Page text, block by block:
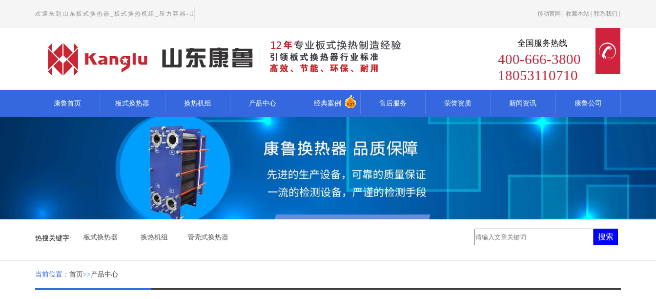
欢迎来到山东板式换热器_板式换热机组_压力容器-山 移动官网 收藏本站| 联系我们
全国服务热线
400-666-3800
18053110710
康鲁首页 板式换热器 换热机组 产品中心 经典案例 售后服务 荣誉资质 新闻资讯 康鲁公司
热搜关键字: 板式换热器 换热机组 管壳式换热器 搜索
当前位置： 首页>>产品中心